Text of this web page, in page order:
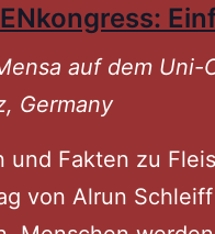
auf dem Uni-
Germany
und Fakten zu
von Alrun